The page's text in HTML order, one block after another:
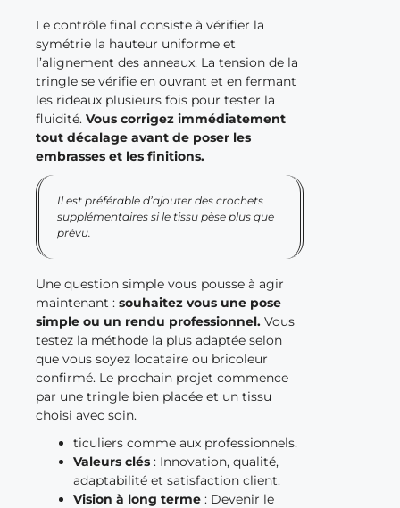
Le contrôle final consiste à vérifier la
symétrie la hauteur uniforme et
l’alignement des anneaux. La tension de la
tringle se vérifie en ouvrant et en fermant
les rideaux plusieurs fois pour tester la
fluidité. Vous corrigez immédiatement
tout décalage avant de poser les
embrasses et les finitions.
Il est préférable d’ajouter des crochets
supplémentaires si le tissu pèse plus que
prévu.
Une question simple vous pousse à agir
maintenant : souhaitez vous une pose
simple ou un rendu professionnel. Vous
testez la méthode la plus adaptée selon
que vous soyez locataire ou bricoleur
confirmé. Le prochain projet commence
par une tringle bien placée et un tissu
choisi avec soin.
ticuliers comme aux professionnels.
Valeurs clés : Innovation, qualité,
adaptabilité et satisfaction client.
Vision à long terme : Devenir le